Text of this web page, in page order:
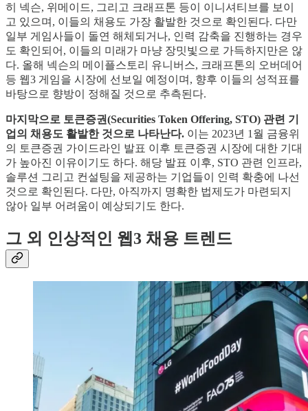
히 넥슨, 위메이드, 그리고 크래프톤 등이 이니셔티브를 보이
고 있으며, 이들의 채용도 가장 활발한 것으로 확인된다. 다만
일부 게임사들이 돌연 해체되거나, 인력 감축을 진행하는 경우
도 확인되어, 이들의 미래가 마냥 장밋빛으로 가득하지만은 않
다. 올해 넥슨의 메이플스토리 유니버스, 크래프톤의 오버데어
등 웹3 게임을 시장에 선보일 예정이며, 향후 이들의 성적표를
바탕으로 향방이 정해질 것으로 추측된다.
마지막으로 토큰증권(Securities Token Offering, STO) 관련 기
업의 채용도 활발한 것으로 나타난다. 이는 2023년 1월 금융위
의 토큰증권 가이드라인 발표 이후 토큰증권 시장에 대한 기대
가 높아진 이유이기도 하다. 해당 발표 이후, STO 관련 인프라,
솔루션 그리고 컨설팅을 제공하는 기업들이 인력 확충에 나선
것으로 확인된다. 다만, 아직까지 명확한 법제도가 마련되지
않아 일부 어려움이 예상되기도 한다.
그 외 인상적인 웹3 채용 트렌드